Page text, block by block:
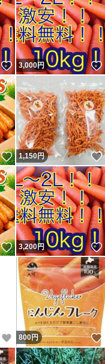
いいね！
3,000円
いいね！
1,150円
いいね！
3,200円
いいね！
800円